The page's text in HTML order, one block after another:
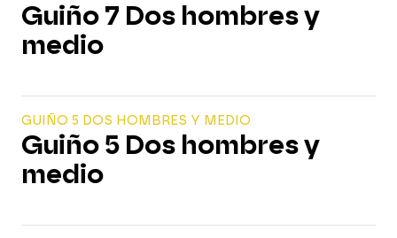
Guiño 7 Dos hombres y
medio
GUIÑO 5 DOS HOMBRES Y MEDIO
Guiño 5 Dos hombres y
medio